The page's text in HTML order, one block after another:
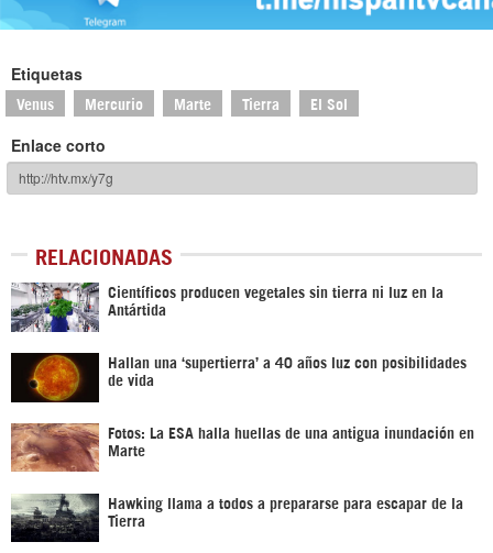
Etiquetas
Venus Mercurio Marte Tierra El Sol
Enlace corto
RELACIONADAS
Científicos producen vegetales sin tierra ni luz en la
Antártida
Hallan una ‘supertierra’ a 40 años luz con posibilidades
de vida
Fotos: La ESA halla huellas de una antigua inundación en
Marte
Hawking llama a todos a prepararse para escapar de la
Tierra